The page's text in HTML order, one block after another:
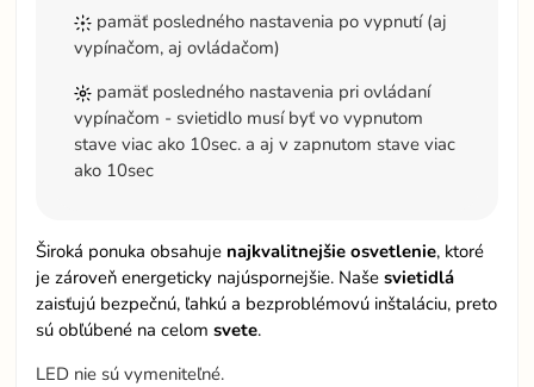
pamäť posledného nastavenia po vypnutí (aj
vypínačom, aj ovládačom)
pamäť posledného nastavenia pri ovládaní
vypínačom - svietidlo musí byť vo vypnutom
stave viac ako 10sec. a aj v zapnutom stave viac
ako 10sec
Široká ponuka obsahuje najkvalitnejšie osvetlenie, ktoré
je zároveň energeticky najúspornejšie. Našesvietidlá
zaisťujú bezpečnú, ľahkú a bezproblémovú inštaláciu, preto
sú obľúbené na celomsvete.
LED nie sú vymeniteľné.